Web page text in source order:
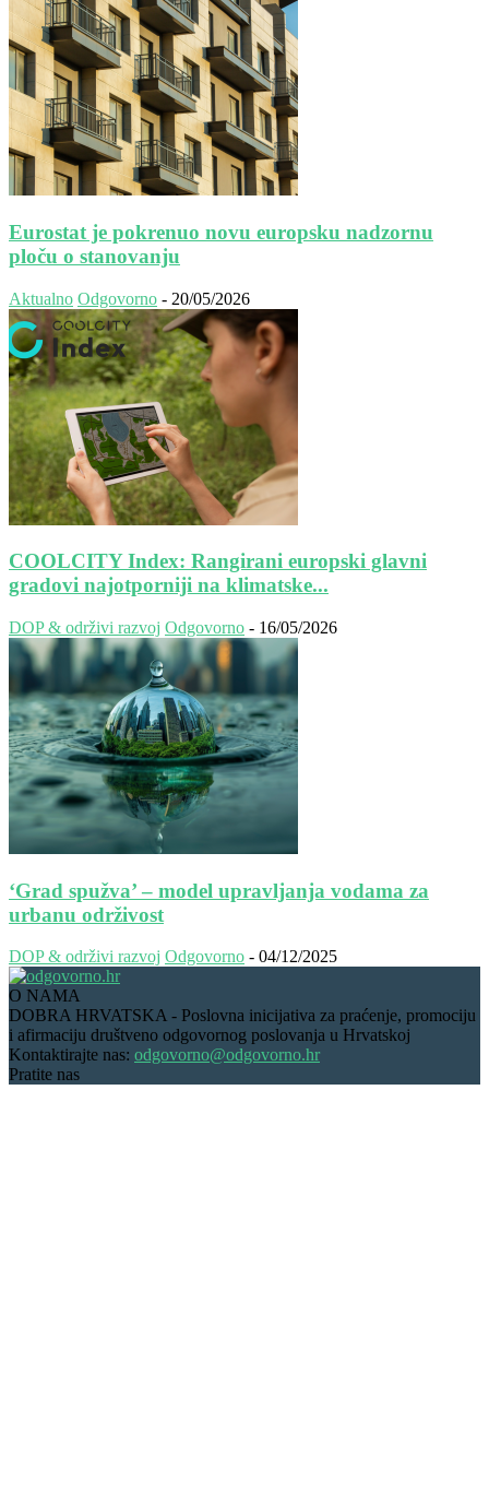
Eurostat je pokrenuo novu europsku nadzornu
ploču o stanovanju
Aktualno Odgovorno - 20/05/2026
COOLCITY Index: Rangirani europski glavni
gradovi najotporniji na klimatske...
DOP & održivi razvoj Odgovorno - 16/05/2026
‘Grad spužva’ – model upravljanja vodama za
urbanu održivost
DOP & održivi razvoj Odgovorno - 04/12/2025
O NAMA
DOBRA HRVATSKA - Poslovna inicijativa za praćenje, promociju
i afirmaciju društveno odgovornog poslovanja u Hrvatskoj
Kontaktirajte nas: odgovorno@odgovorno.hr
Pratite nas